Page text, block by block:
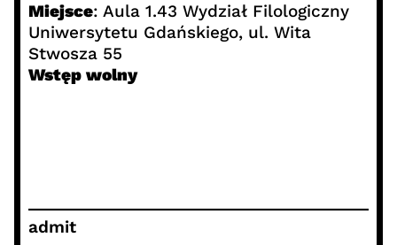
Miejsce: Aula 1.43 Wydział Filologiczny
Uniwersytetu Gdańskiego, ul. Wita
Stwosza 55
Wstęp wolny
admit